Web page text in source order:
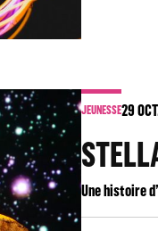
JEUNESSE29
Une histoire